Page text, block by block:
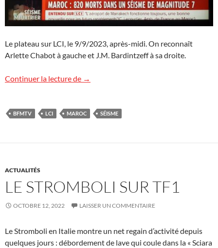
Le plateau sur LCI, le 9/9/2023, après-midi. On reconnaît
Arlette Chabot à gauche et J.M. Bardintzeff à sa droite.
Continuer la lecture de Séisme meurtrier au Maroc sur LCI et
→
BFMTV LCI MAROC SÉISME
ACTUALITÉS
LE STROMBOLI SUR TF1
OCTOBRE 12, 2022 LAISSER UN COMMENTAIRE
Le Stromboli en Italie montre un net regain d’activité depuis
quelques jours : débordement de lave qui coule dans la « Sciara